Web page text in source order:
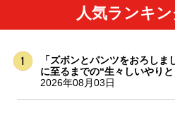
人気ランキ
「ズボンとパンツをおろし
に至るまでの“生々しいやり
2026年08月03日